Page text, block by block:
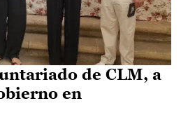
de CLM, a
en